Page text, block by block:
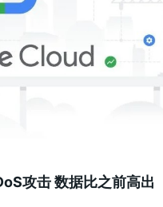
攻击 数据比之前高出